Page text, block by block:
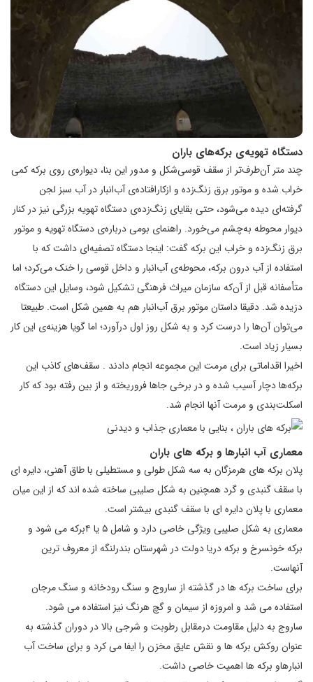
دستگاه تهویه‌ی برکه‌های باران
چند متر آن‌طرف‌تر از سقف قوسی‌شکل و مدور این بنا، دیواره‌ی روی برکه کمی
خراب شده و موتور برق زنگ‌زده و ازکارافتاده‌ی آب‌انبار در آب سبز لجن
گرفته‌ای دیده می‌شود، حتی بقایای زنگ‌زده‌ی دستگاه تهویه بزرگی نیز در کنار
دیوار محوطه به‌چشم می‌خورد. راهنمای بومی درباره‌ی دستگاه تهویه و موتور
برق زنگ‌زده و خراب این برکه گفت: اینجا دستگاه تصفیه‌ای داشت که با
استفاده از آب درون برکه، محوطه‌ی آب‌انبار و داخل قوسی را خنک می‌کرد؛ اما
متأسفانه قبل از آن‌که سازمان میراث فرهنگی تشکیل شود، وسایل این دستگاه
دزیده شد. دقیقا داستان موتور برق آب‌انبار هم به همین شکل است. طبیعتا
می‌توان آن‌ها را درست کرد و به شکل روز اول درآورد؛ اما گویا هزینه‌ی این کار
بسیار زیاد است.
اخیرا اقداماتی برای مرمت این مجموعه انجام دادند . سقف‌های کاذب این
برکه‌ها دچار آسیب شده و در برخی جاها فروریخته و از بین رفته بود که کار
اسکلت‌بندی و مرمت آنها انجام شد.
معماری آب انبارها و برکه های باران
پلان برکه های هرمزگان به سه شکل طولی و مستطیلی با طاق آهنی، دایره ای
با سقف گنبدی و گرد همچنین به شکل صلیبی ساخته شده اند که از این میان
معماری با پلان دایره ای با سقف گنبدی بیشتر است.
معماری به شکل صلیبی ویژگی خاصی دارد و شامل ۵ یا ۴برکه می شود و
برکه خونسرخ و برکه دریا دولت در شهرستان بندرلنگه از معروف ترین
آنهاست.
برای ساخت برکه ها در گذشته از ساروج و سنگ رودخانه و سنگ مرجان
استفاده می شد و امروزه از سیمان و گچ هرنگ نیز استفاده می شود.
ساروج به دلیل مقاومت درمقابل رطوبت و شرجی بالا در دوران گذشته به
عنوان روکش برکه ها و نقش عایق مخزن را ایفا می کرد و برای ساخت آب
انبارهاو برکه ها اهمیت خاصی داشت.